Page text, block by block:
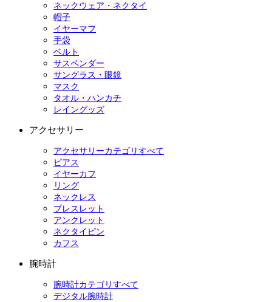
ネックウェア・ネクタイ
帽子
イヤーマフ
手袋
ベルト
サスペンダー
サングラス・眼鏡
マスク
タオル・ハンカチ
レイングッズ
アクセサリー
アクセサリーカテゴリすべて
ピアス
イヤーカフ
リング
ネックレス
ブレスレット
アンクレット
ネクタイピン
カフス
腕時計
腕時計カテゴリすべて
デジタル腕時計